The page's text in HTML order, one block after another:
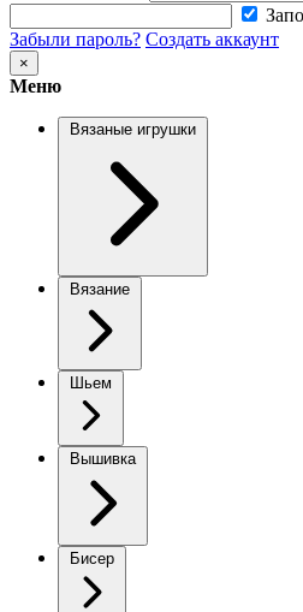
Забыли пароль? Создать аккаунт
×
Меню
Вязаные игрушки
Вязание
Шьем
Вышивка
Бисер